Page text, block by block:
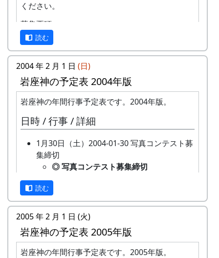
ください。
募集要項
項
目
内容
応
募
資
まじめに農業に取り組み、自然とふれあ
う勇気をお持ちで、地域になじめるか
た。家族や団体でも結構です。
会
費
1区画5万円です。
区
画
数
6区画の追加募集です。
申
込
み
岩座神レポート管理人まで、メールでお
申込みください。アドレスは、
xxx@xxx.xxx です。
読む
2004 年 2 月 1 日 (日)
岩座神の予定表 2004年版
岩座神の年間行事予定表です。2004年版。
日時 / 行事 / 詳細
1月30日（土）2004-01-30 写真コンテスト募
集締切
◎ 写真コンテスト募集締切
切です。
2月15日（日）2004-02-15 猪・鹿柵点検
○ 猪・鹿柵点検
未定
★ 棚田オーナー募集
読む
2005 年 2 月 1 日 (火)
岩座神の予定表 2005年版
岩座神の年間行事予定表です。2005年版。